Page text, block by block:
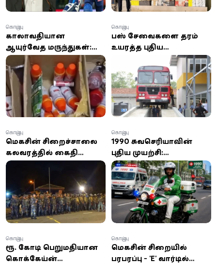
காலாவதியான
ஆயுர்வேத மருந்துகள்:
920 பொருட்கள் சீல்
வைப்பு - கொழும்பு
நிறுவனத்துக்கு அபராதம்
கொழும்பு
பஸ் சேவைகளை தரம்
உயரத்த புதிய
புறக்கோட்டை பஸ்
நிலையப் பொறியியல்
பிரிவு
கொழும்பு
மெகசின் சிறைச்சாலை
கலவரத்தில் கைதி
ஒருவர் உயிரிழப்பு; 11 பேர்
கொழும்பு
1990 சுவசெரியாவின்
புதிய முயற்சி:
கொழும்பில் மோட்டார்
சைக்கிள் அவசர மருத்துவ
சேவை
கொழும்பு
ரூ.11 கோடி பெறுமதியான
கொக்கேய்ன்
கொழும்பு
மெகசின் சிறையில்
பரபரப்பு - 'E' வார்டில்
கொழும்பு